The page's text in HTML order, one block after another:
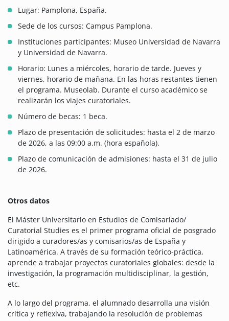
Lugar: Pamplona, España.
Sede de los cursos: Campus Pamplona.
Instituciones participantes: Museo Universidad de Navarra
y Universidad de Navarra.
Horario: Lunes a miércoles, horario de tarde. Jueves y
viernes, horario de mañana. En las horas restantes tienen
el programa. Museolab. Durante el curso académico se
realizarán los viajes curatoriales.
Número de becas: 1 beca.
Plazo de presentación de solicitudes: hasta el 2 de marzo
de 2026, a las 09:00 a.m. (hora española).
Plazo de comunicación de admisiones: hasta el 31 de julio
de 2026.
Otros datos
El Máster Universitario en Estudios de Comisariado/
Curatorial Studies es el primer programa oficial de posgrado
dirigido a curadores/as y comisarios/as de España y
Latinoamérica. A través de su formación teórico-práctica,
aprende a trabajar proyectos curatoriales globales: desde la
investigación, la programación multidisciplinar, la gestión,
etc.
A lo largo del programa, el alumnado desarrolla una visión
crítica y reflexiva, trabajando la resolución de problemas